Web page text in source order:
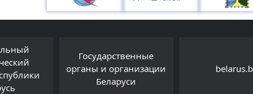
Государственные
органы и организации
Беларуси